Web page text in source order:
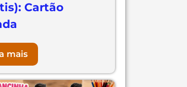
Cartão
mais